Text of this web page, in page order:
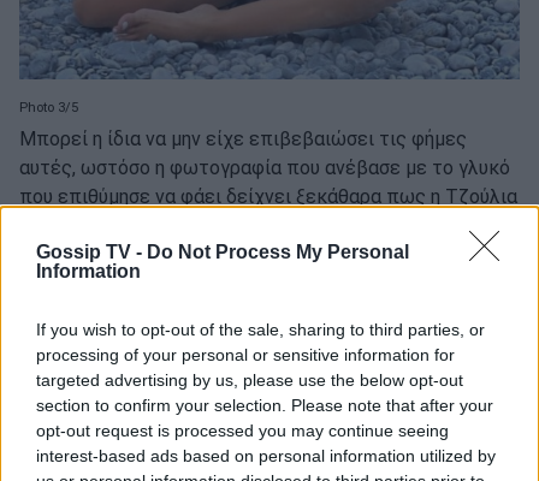
Gossip TV - Do Not Process My Personal
Information
If you wish to opt-out of the sale, sharing to third parties, or
processing of your personal or sensitive information for
targeted advertising by us, please use the below opt-out
section to confirm your selection. Please note that after your
opt-out request is processed you may continue seeing
interest-based ads based on personal information utilized by
Photo 3/5
Μπορεί η ίδια να μην είχε επιβεβαιώσει τις φήμες
αυτές, ωστόσο η φωτογραφία που ανέβασε με το γλυκό
που επιθύμησε να φάει δείχνει ξεκάθαρα πως η Τζούλια